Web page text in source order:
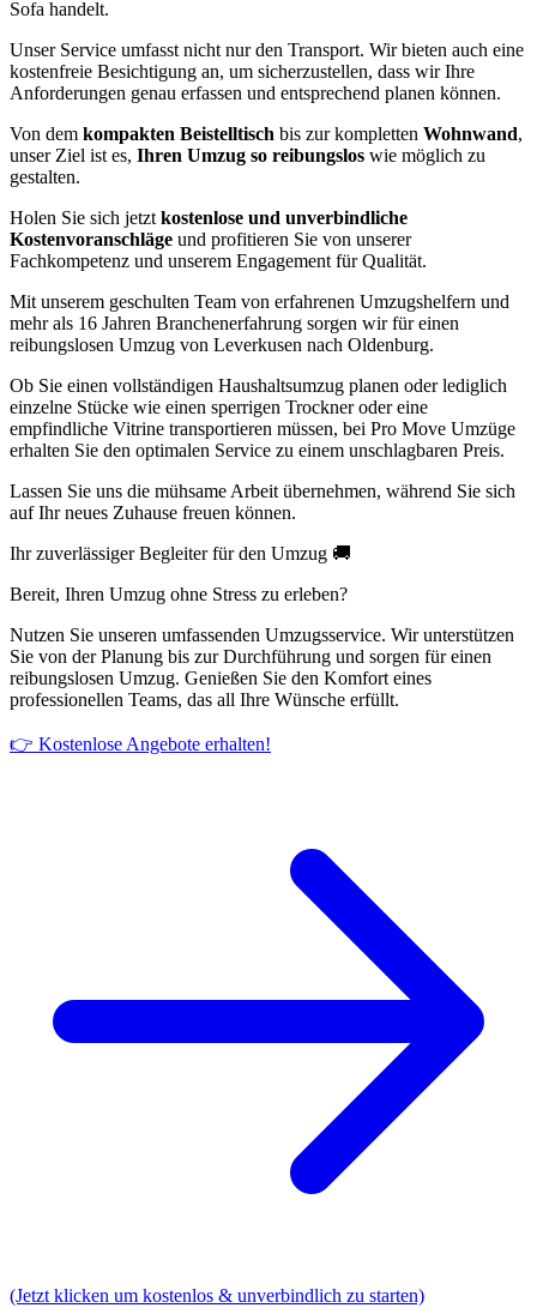
Sofa handelt.
Unser Service umfasst nicht nur den Transport. Wir bieten auch eine
kostenfreie Besichtigung an, um sicherzustellen, dass wir Ihre
Anforderungen genau erfassen und entsprechend planen können.
Von dem kompakten Beistelltisch bis zur kompletten Wohnwand,
unser Ziel ist es, Ihren Umzug so reibungslos wie möglich zu
gestalten.
Holen Sie sich jetzt kostenlose und unverbindliche
Kostenvoranschläge und profitieren Sie von unserer
Fachkompetenz und unserem Engagement für Qualität.
Mit unserem geschulten Team von erfahrenen Umzugshelfern und
mehr als 16 Jahren Branchenerfahrung sorgen wir für einen
reibungslosen Umzug von Leverkusen nach Oldenburg.
Ob Sie einen vollständigen Haushaltsumzug planen oder lediglich
einzelne Stücke wie einen sperrigen Trockner oder eine
empfindliche Vitrine transportieren müssen, bei Pro Move Umzüge
erhalten Sie den optimalen Service zu einem unschlagbaren Preis.
Lassen Sie uns die mühsame Arbeit übernehmen, während Sie sich
auf Ihr neues Zuhause freuen können.
Ihr zuverlässiger Begleiter für den Umzug 🚚
Bereit, Ihren Umzug ohne Stress zu erleben?
Nutzen Sie unseren umfassenden Umzugsservice. Wir unterstützen
Sie von der Planung bis zur Durchführung und sorgen für einen
reibungslosen Umzug. Genießen Sie den Komfort eines
professionellen Teams, das all Ihre Wünsche erfüllt.
👉 Kostenlose Angebote erhalten!
(Jetzt klicken um kostenlos & unverbindlich zu starten)